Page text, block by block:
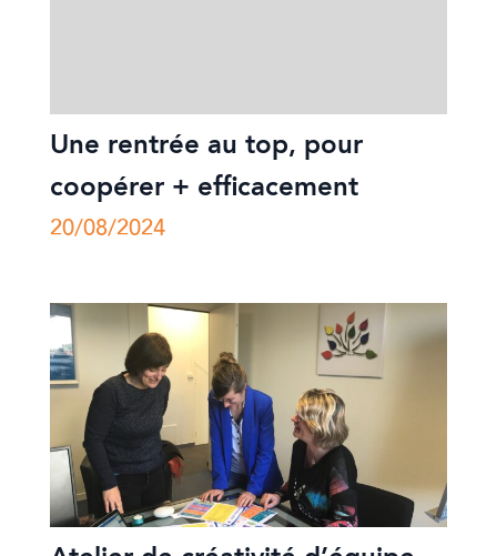
Une rentrée au top, pour
coopérer + efficacement
20/08/2024